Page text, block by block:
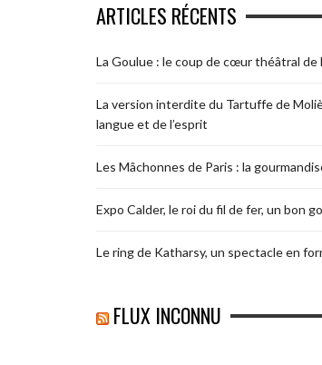
ARTICLES RÉCENTS
La Goulue : le coup de cœur théâtral de
La version interdite du Tartuffe de
langue et de l’esprit
Les Mâchonnes de Paris : la
Expo Calder, le roi du fil de fer, un bon
Le ring de Katharsy, un spectacle en
FLUX INCONNU